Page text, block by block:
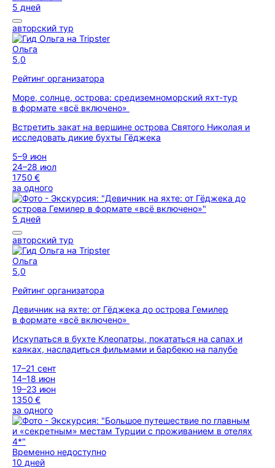
5 дней
авторский тур
Ольга
5,0
Рейтинг организатора
Море, солнце, острова: средиземноморский яхт-тур
в формате «всё включено»
Встретить закат на вершине острова Святого Николая и
исследовать дикие бухты Гёджека
5–9 июн
24–28 июл
1750 €
за одного
5 дней
авторский тур
Ольга
5,0
Рейтинг организатора
Девичник на яхте: от Гёджека до острова Гемилер
в формате «всё включено»
Искупаться в бухте Клеопатры, покататься на сапах и
каяках, насладиться фильмами и барбекю на палубе
17–21 сент
14–18 июн
19–23 июн
1350 €
за одного
Временно недоступно
10 дней